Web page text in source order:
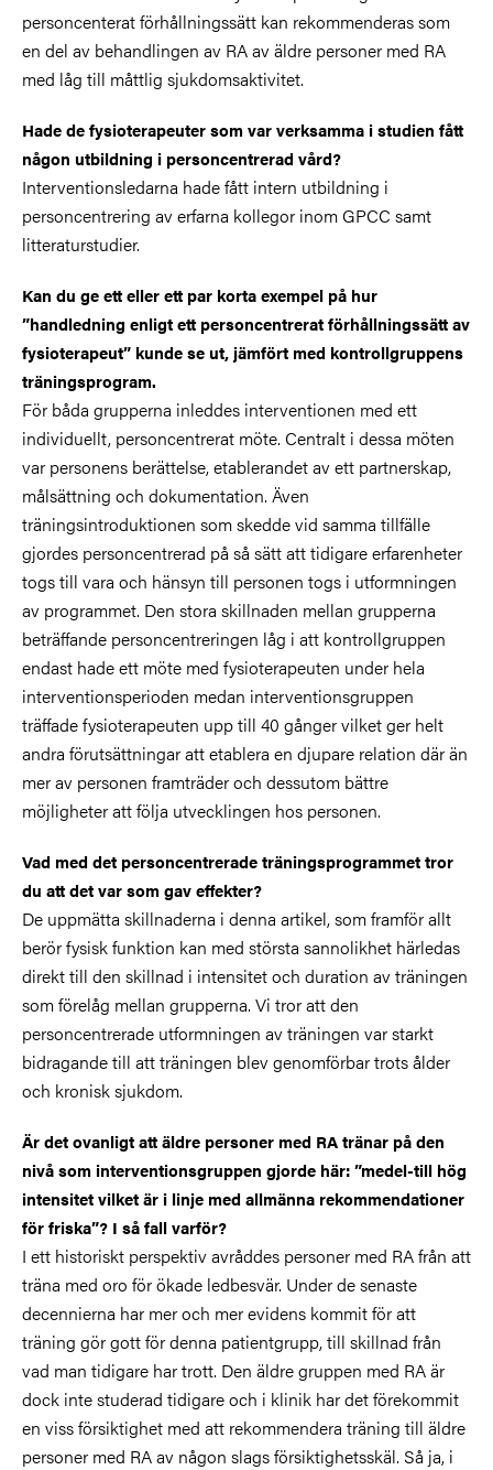
personcenterat förhållningssätt kan rekommenderas som
en del av behandlingen av RA av äldre personer med RA
med låg till måttlig sjukdomsaktivitet.
Hade de fysioterapeuter som var verksamma i studien fått
någon utbildning i personcentrerad vård?
Interventionsledarna hade fått intern utbildning i
personcentrering av erfarna kollegor inom GPCC samt
litteraturstudier.
Kan du ge ett eller ett par korta exempel på hur
”handledning enligt ett personcentrerat förhållningssätt av
fysioterapeut” kunde se ut, jämfört med kontrollgruppens
träningsprogram.
För båda grupperna inleddes interventionen med ett
individuellt, personcentrerat möte. Centralt i dessa möten
var personens berättelse, etablerandet av ett partnerskap,
målsättning och dokumentation. Även
träningsintroduktionen som skedde vid samma tillfälle
gjordes personcentrerad på så sätt att tidigare erfarenheter
togs till vara och hänsyn till personen togs i utformningen
av programmet. Den stora skillnaden mellan grupperna
beträffande personcentreringen låg i att kontrollgruppen
endast hade ett möte med fysioterapeuten under hela
interventionsperioden medan interventionsgruppen
träffade fysioterapeuten upp till 40 gånger vilket ger helt
andra förutsättningar att etablera en djupare relation där än
mer av personen framträder och dessutom bättre
möjligheter att följa utvecklingen hos personen.
Vad med det personcentrerade träningsprogrammet tror
du att det var som gav effekter?
De uppmätta skillnaderna i denna artikel, som framför allt
berör fysisk funktion kan med största sannolikhet härledas
direkt till den skillnad i intensitet och duration av träningen
som förelåg mellan grupperna. Vi tror att den
personcentrerade utformningen av träningen var starkt
bidragande till att träningen blev genomförbar trots ålder
och kronisk sjukdom.
Är det ovanligt att äldre personer med RA tränar på den
nivå som interventionsgruppen gjorde här: ”medel-till hög
intensitet vilket är i linje med allmänna rekommendationer
för friska”? I så fall varför?
I ett historiskt perspektiv avråddes personer med RA från att
träna med oro för ökade ledbesvär. Under de senaste
decennierna har mer och mer evidens kommit för att
träning gör gott för denna patientgrupp, till skillnad från
vad man tidigare har trott. Den äldre gruppen med RA är
dock inte studerad tidigare och i klinik har det förekommit
en viss försiktighet med att rekommendera träning till äldre
personer med RA av någon slags försiktighetsskäl. Så ja, i